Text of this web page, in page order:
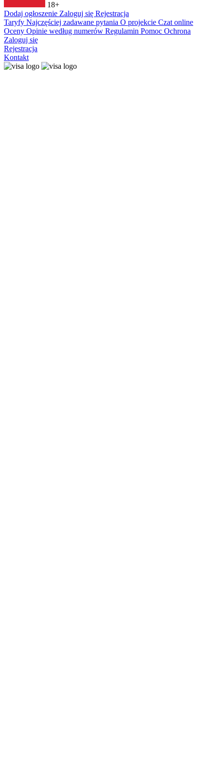
18+
Dodaj ogłoszenie Zaloguj się Rejestracja
Taryfy Najczęściej zadawane pytania O projekcie Czat online
Oceny Opinie według numerów Regulamin Pomoc Ochrona
Zaloguj się
Rejestracja
Kontakt